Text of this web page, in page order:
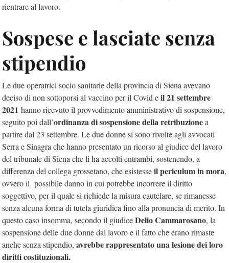
rientrare al lavoro.
Sospese e lasciate senza
stipendio
Le due operatrici socio sanitarie della provincia di Siena avevano
deciso di non sottoporsi al vaccino per il Covid eil 21 settembre
2021 hanno ricevuto il provvedimento amministrativo di sospensione,
seguito poi dall’ordinanza di sospensione della retribuzionea
partire dal 23 settembre. Le due donne si sono rivolte agli avvocati
Serra e Sinagra che hanno presentato un ricorso al giudice del lavoro
del tribunale di Siena che li ha accolti entrambi, sostenendo, a
differenza del collega grossetano, che esistesseil periculum in mora,
ovvero il possibile danno in cui potrebbe incorrere il diritto
soggettivo, per il quale si richiede la misura cautelare, se rimanesse
senza alcuna forma di tutela giuridica fino alla pronuncia di merito. In
questo caso insomma, secondo il giudiceDelio Cammarosano, la
sospensione delle due donne dal lavoro e il fatto che erano rimaste
anche senza stipendio, avrebbe rappresentato una lesione dei loro
diritti costituzionali.